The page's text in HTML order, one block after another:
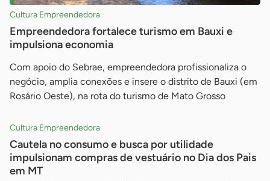
Cultura Empreendedora
Empreendedora fortalece turismo em Bauxi e
impulsiona economia
Com apoio do Sebrae, empreendedora profissionaliza o
negócio, amplia conexões e insere o distrito de Bauxi (em
Rosário Oeste), na rota do turismo de Mato Grosso
Cultura Empreendedora
Cautela no consumo e busca por utilidade
impulsionam compras de vestuário no Dia dos Pais
em MT